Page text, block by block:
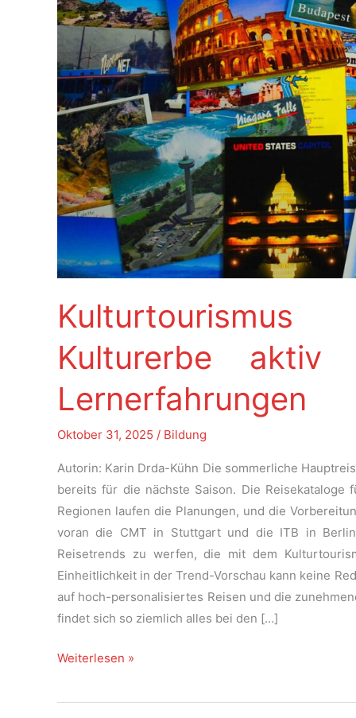
Kulturerbe
Lernerfahrungen
Oktober 31, 2025 / Bildung
Autorin: Karin Drda-Kühn Die sommerliche
bereits für die nächste Saison. Die
Regionen laufen die Planungen, und die
voran die CMT in Stuttgart und die ITB in
Reisetrends zu werfen, die mit dem
Einheitlichkeit in der Trend-Vorschau kann keine
auf hoch-personalisiertes Reisen und die
findet sich so ziemlich alles bei den […]
Kulturtourismus
2026
Weiterlesen »